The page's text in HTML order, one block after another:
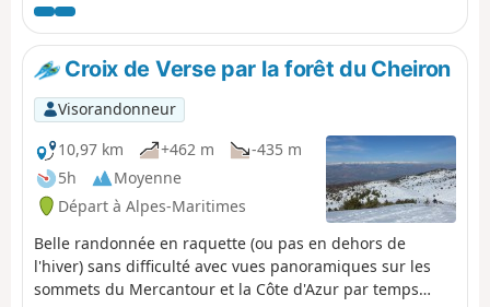
de randonnée, déambuler dans les ruelles aux vieux
murs de ce magnifique village.
Croix de Verse par la forêt du Cheiron
Visorandonneur
10,97 km
+462 m
-435 m
5h
Moyenne
Départ à Alpes-Maritimes
Belle randonnée en raquette (ou pas en dehors de
l'hiver) sans difficulté avec vues panoramiques sur les
sommets du Mercantour et la Côte d'Azur par temps